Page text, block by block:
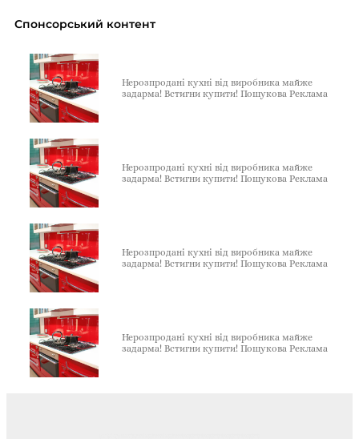
Спонсорський контент
Нерозпродані кухні від виробника майже
задарма! Встигни купити! Пошукова Реклама
Нерозпродані кухні від виробника майже
задарма! Встигни купити! Пошукова Реклама
Нерозпродані кухні від виробника майже
задарма! Встигни купити! Пошукова Реклама
Нерозпродані кухні від виробника майже
задарма! Встигни купити! Пошукова Реклама